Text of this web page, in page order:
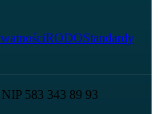
RODOStandardy
NIP 583 343 89 93